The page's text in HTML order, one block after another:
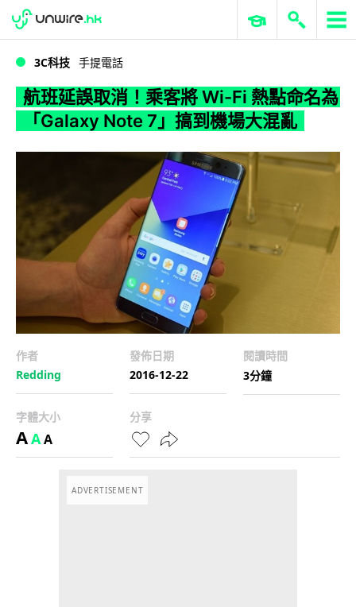
WWDC 2026 ERP 與商業 AI
3C科技 手提電話
航班延誤取消！乘客將 Wi-Fi 熱點命名為
「Galaxy Note 7」搞到機場大混亂
作者
Redding
發佈日期
2016-12-22
閱讀時間
3分鐘
字體大小
AAA
分享
ADVERTISEMENT